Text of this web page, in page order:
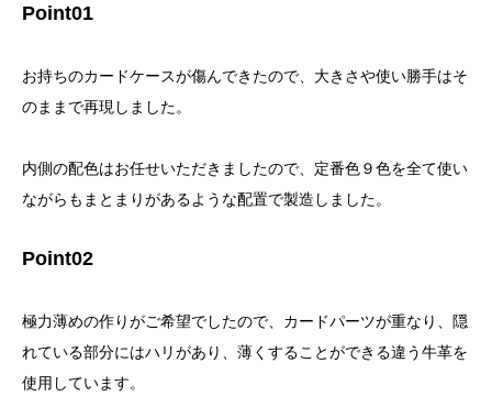
Point01
お持ちのカードケースが傷んできたので、大きさや使い勝手はそ
のままで再現しました。
内側の配色はお任せいただきましたので、定番色９色を全て使い
ながらもまとまりがあるような配置で製造しました。
Point02
極力薄めの作りがご希望でしたので、カードパーツが重なり、隠
れている部分にはハリがあり、薄くすることができる違う牛革を
使用しています。